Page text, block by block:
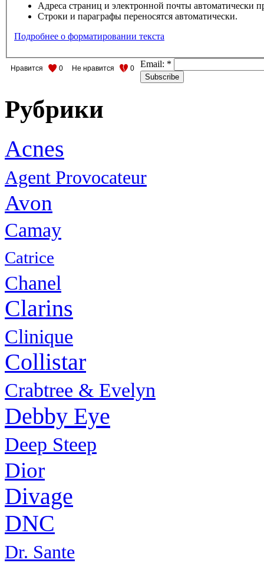
Адреса страниц и электронной почты автоматически
Строки и параграфы переносятся автоматически.
Подробнее о форматировании текста
Нравится 0 Не нравится 0 Email: *
Рубрики
Acnes
Agent Provocateur
Avon
Camay
Catrice
Chanel
Clarins
Clinique
Collistar
Crabtree & Evelyn
Debby Eye
Deep Steep
Dior
Divage
DNC
Dr. Sante